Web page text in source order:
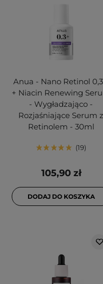
Anua - Nano Retinol
+ Niacin Renewing
- Wygładzająco -
Rozjaśniające Serum z
Retinolem - 30ml
19
105,90 zł
DODAJ DO KOSZYKA